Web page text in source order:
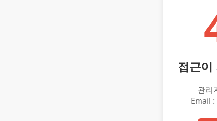
접근이
관리
Email